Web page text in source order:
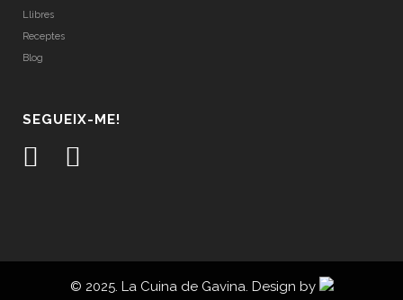
Llibres
Receptes
Blog
SEGUEIX-ME!
© 2025. La Cuina de Gavina. Design by